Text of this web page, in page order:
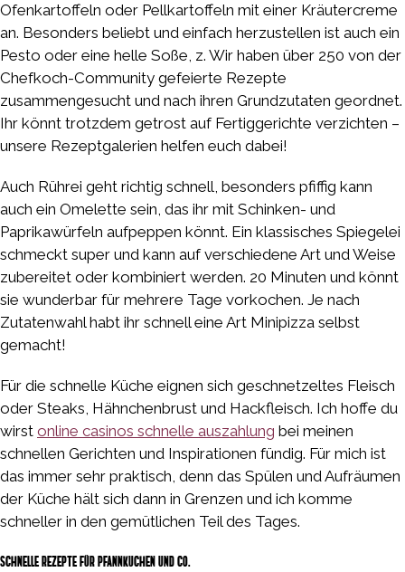
Ofenkartoffeln oder Pellkartoffeln mit einer Kräutercreme
an. Besonders beliebt und einfach herzustellen ist auch ein
Pesto oder eine helle Soße, z. Wir haben über 250 von der
Chefkoch-Community gefeierte Rezepte
zusammengesucht und nach ihren Grundzutaten geordnet.
Ihr könnt trotzdem getrost auf Fertiggerichte verzichten –
unsere Rezeptgalerien helfen euch dabei!
Auch Rührei geht richtig schnell, besonders pfiffig kann
auch ein Omelette sein, das ihr mit Schinken- und
Paprikawürfeln aufpeppen könnt. Ein klassisches Spiegelei
schmeckt super und kann auf verschiedene Art und Weise
zubereitet oder kombiniert werden. 20 Minuten und könnt
sie wunderbar für mehrere Tage vorkochen. Je nach
Zutatenwahl habt ihr schnell eine Art Minipizza selbst
gemacht!
Für die schnelle Küche eignen sich geschnetzeltes Fleisch
oder Steaks, Hähnchenbrust und Hackfleisch. Ich hoffe du
wirst online casinos schnelle auszahlung bei meinen
schnellen Gerichten und Inspirationen fündig. Für mich ist
das immer sehr praktisch, denn das Spülen und Aufräumen
der Küche hält sich dann in Grenzen und ich komme
schneller in den gemütlichen Teil des Tages.
Schnelle Rezepte für Pfannkuchen und Co.